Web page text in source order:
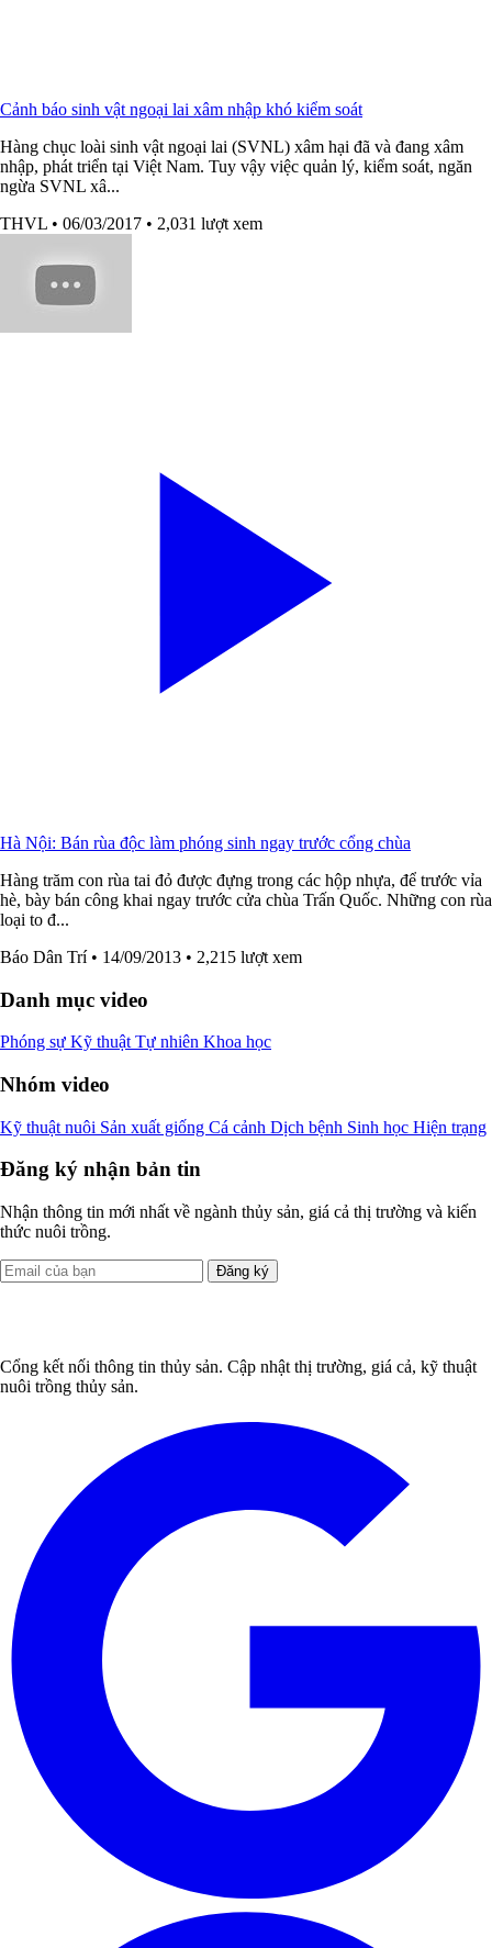
Cảnh báo sinh vật ngoại lai xâm nhập khó kiểm soát
Hàng chục loài sinh vật ngoại lai (SVNL) xâm hại đã và đang xâm
nhập, phát triển tại Việt Nam. Tuy vậy việc quản lý, kiểm soát, ngăn
ngừa SVNL xâ...
THVL • 06/03/2017 • 2,031 lượt xem
Hà Nội: Bán rùa độc làm phóng sinh ngay trước cổng chùa
Hàng trăm con rùa tai đỏ được đựng trong các hộp nhựa, để trước vỉa
hè, bày bán công khai ngay trước cửa chùa Trấn Quốc. Những con rùa
loại to đ...
Báo Dân Trí • 14/09/2013 • 2,215 lượt xem
Danh mục video
Phóng sự Kỹ thuật Tự nhiên Khoa học
Nhóm video
Kỹ thuật nuôi Sản xuất giống Cá cảnh Dịch bệnh Sinh học Hiện trạng
Đăng ký nhận bản tin
Nhận thông tin mới nhất về ngành thủy sản, giá cả thị trường và kiến
thức nuôi trồng.
Đăng ký
Cổng kết nối thông tin thủy sản. Cập nhật thị trường, giá cả, kỹ thuật
nuôi trồng thủy sản.